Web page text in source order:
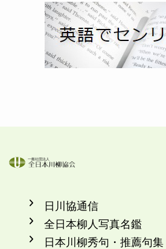
日川協通信
全日本柳人写真名鑑
日本川柳秀句・推薦句集